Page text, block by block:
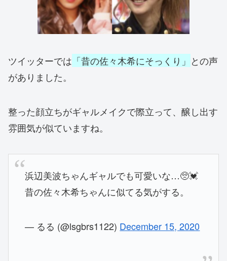
ツイッターでは 「昔の佐々木希にそっくり」 との声
がありました。
整った顔立ちがギャルメイクで際立って、醸し出す
雰囲気が似ていますね。
浜辺美波ちゃんギャルでも可愛いな…🥺💓
昔の佐々木希ちゃんに似てる気がする。
— るる (@lsgbrs1122) December 15, 2020